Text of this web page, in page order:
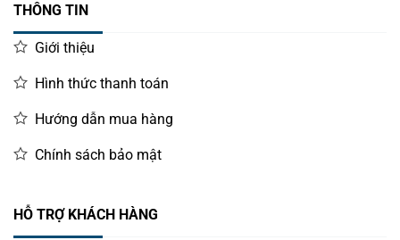
THÔNG TIN
Giới thiệu
Hình thức thanh toán
Hướng dẫn mua hàng
Chính sách bảo mật
HỖ TRỢ KHÁCH HÀNG